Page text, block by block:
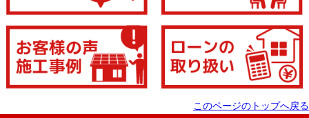
このページのトップへ戻る